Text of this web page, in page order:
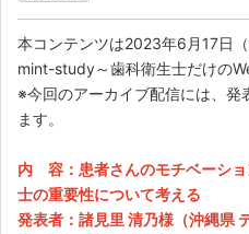
本コンテンツは2023年6月17日
mint-study～歯科衛生士だけの
※今回のアーカイブ配信には、発
ます。
内 容：患者さんのモチベーシ
士の重要性について考える
発表者：諸見里 清乃様（沖縄県